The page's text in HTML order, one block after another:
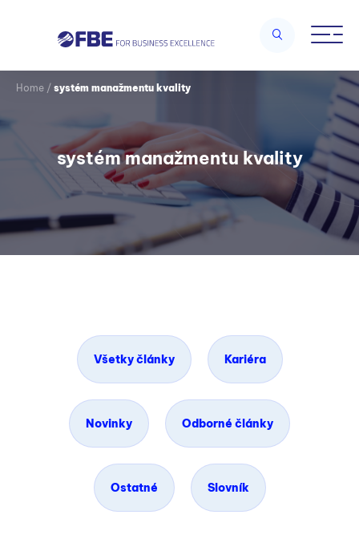
systém manažmentu kvality
Home / systém manažmentu kvality
Všetky články Kariéra
Novinky Odborné články
Ostatné Slovník